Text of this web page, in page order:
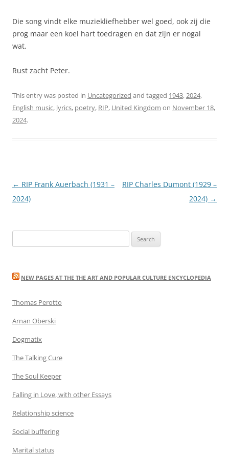
Die song vindt elke muziekliefhebber wel goed, ook zij die
prog maar een koel hart toedragen en dat zijn er nogal
wat.
Rust zacht Peter.
This entry was posted in Uncategorized and tagged 1943,2024,
English music, lyrics, poetry, RIP, United Kingdom on November 18,
2024.
Post
navigation
← RIP Frank Auerbach (1931 –
2024)
RIP Charles Dumont (1929 –
2024) →
for:
NEW PAGES AT THE THE ART AND POPULAR CULTURE ENCYCLOPEDIA
Thomas Perotto
Arnan Oberski
Dogmatix
The Talking Cure
The Soul Keeper
Falling in Love, with other Essays
Relationship science
Social buffering
Marital status